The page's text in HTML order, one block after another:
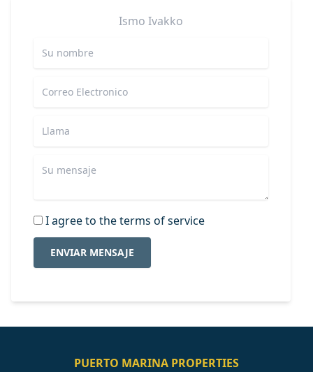
Ismo Ivakko
I agree to the terms of service
ENVIAR MENSAJE
PUERTO MARINA PROPERTIES